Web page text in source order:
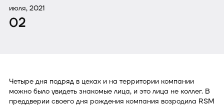
июля, 2021
02
Четыре дня подряд в цехах и на территории компании
можно было увидеть знакомые лица, и это лица не коллег. В
преддверии своего дня рождения компания возродила RSM